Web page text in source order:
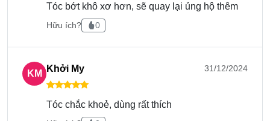
Tóc bớt khô xơ hơn, sẽ quay lại ủng hộ thêm
Hữu ích? 0
KM Khởi My 31/12/2024
Tóc chắc khoẻ, dùng rất thích